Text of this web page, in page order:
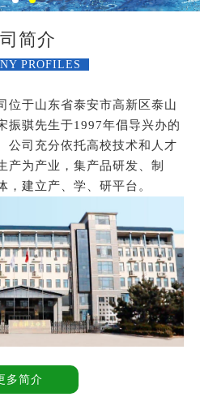
简介
PROFILES
位于山东省泰安市高新区泰山
振骐先生于1997年倡导兴办的
公司充分依托高校技术和人才
产为产业，集产品研发、制
，建立产、学、研平台。
多简介